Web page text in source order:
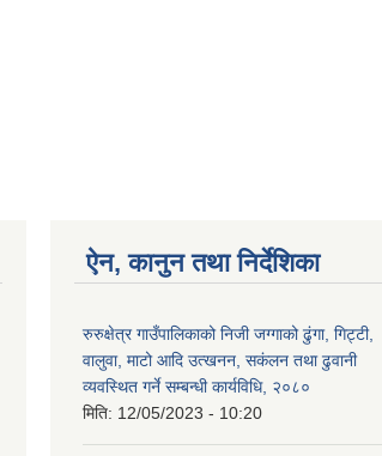
ऐन, कानुन तथा निर्देशिका
रुरुक्षेत्र गाउँपालिकाको निजी जग्गाको ढुंगा, गिट्टी,
वालुवा, माटो आदि उत्खनन, सकंलन तथा ढुवानी
व्यवस्थित गर्ने सम्बन्धी कार्यविधि, २०८०
मिति: 12/05/2023 - 10:20